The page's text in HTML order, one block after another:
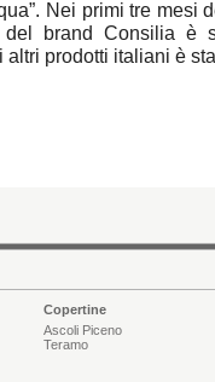
Nei primi tre mesi
brand Consilia è
altri prodotti italiani è
Copertine
Ascoli Piceno
Teramo